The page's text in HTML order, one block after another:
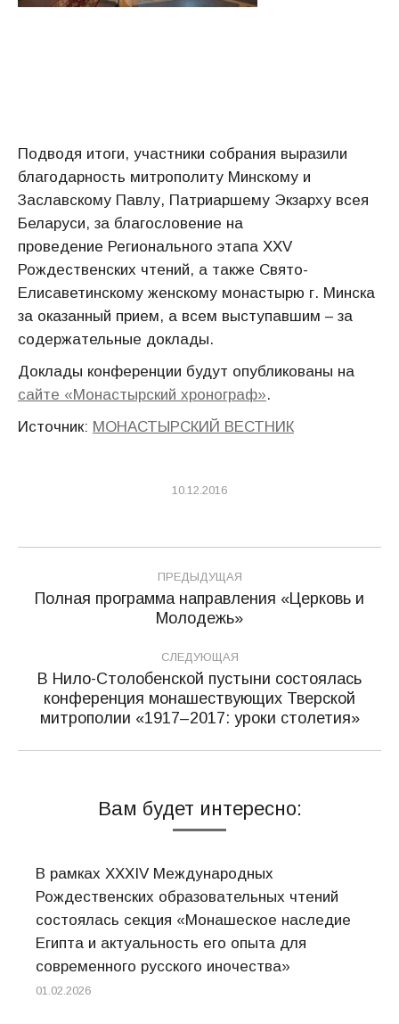
Подводя итоги, участники собрания выразили
благодарность митрополиту Минскому и
Заславскому Павлу, Патриаршему Экзарху всея
Беларуси, за благословение на
проведение Регионального этапа XXV
Рождественских чтений, а также Свято-
Елисаветинскому женскому монастырю г. Минска
за оказанный прием, а всем выступавшим – за
содержательные доклады.
Доклады конференции будут опубликованы на
сайте «Монастырский хронограф».
Источник: МОНАСТЫРСКИЙ ВЕСТНИК
10.12.2016
Навигация
по
ПРЕДЫДУЩАЯ
Предыдущая
запись:
Полная программа направления «Церковь и
Молодежь»
СЛЕДУЮЩАЯ
Следующая
запись:
В Нило-Столобенской пустыни состоялась
конференция монашествующих Тверской
митрополии «1917–2017: уроки столетия»
Вам будет интересно:
В рамках XXXIV Международных
Рождественских образовательных чтений
состоялась секция «Монашеское наследие
Египта и актуальность его опыта для
современного русского иночества»
01.02.2026